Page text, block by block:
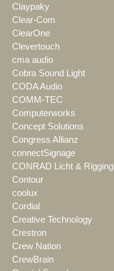
Claypaky
Clear-Com
ClearOne
Clevertouch
cma audio
Cobra Sound Light
CODA Audio
COMM-TEC
Computerworks
Concept Solutions
Congress Allianz
connectSignage
CONRAD Licht & Rigging
Contour
coolux
Cordial
Creative Technology
Crestron
Crew Nation
CrewBrain